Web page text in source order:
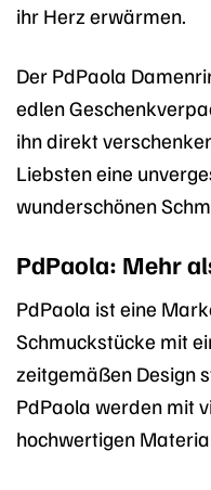
ihr Herz erwärmen.
Der PdPaola
edlen
ihn direkt
Liebsten eine
wunderschönen
PdPaola: Mehr
PdPaola ist eine
Schmuckstücke mit
zeitgemäßen Design
PdPaola werden mit
hochwertigen